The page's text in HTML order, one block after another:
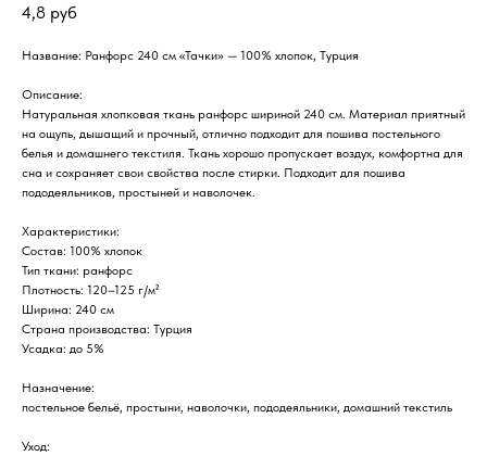
4,8 руб
Название: Ранфорс 240 см «Тачки» — 100% хлопок, Турция
Описание:
Натуральная хлопковая ткань ранфорс шириной 240 см. Материал приятный
на ощупь, дышащий и прочный, отлично подходит для пошива постельного
белья и домашнего текстиля. Ткань хорошо пропускает воздух, комфортна для
сна и сохраняет свои свойства после стирки. Подходит для пошива
пододеяльников, простыней и наволочек.
Характеристики:
Состав: 100% хлопок
Тип ткани: ранфорс
Плотность: 120–125 г/м²
Ширина: 240 см
Страна производства: Турция
Усадка: до 5%
Назначение:
постельное бельё, простыни, наволочки, пододеяльники, домашний текстиль
Уход: